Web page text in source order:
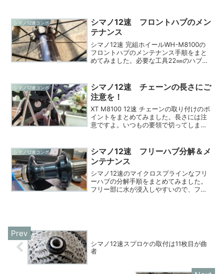
現在の価格で、XTグレードだと1700円く
らい...
シマノ12速コンポ
シマノ12速 フロントハブのメン
テナンス
シマノ12速 完組ホイールWH-M8100の
フロントハブのメンテナンス手順をまと
めてみました。必要な工具22㎜のハブレ
3桁品番のXT完組ホイールWH-M785のフ
ロン...
シマノ12速コンポ
シマノ12速 チェーンの長さにご
注意を！
XT M8100 12速 チェーンの取り付けのポ
イントをまとめてみました。長さには注
意ですよ。いつもの要領で切ってしまう
のマニュアルによると4～6コマ余分な長
さにし...
シマノ12速コンポ
シマノ12速 フリーハブ分解＆メ
ンテナンス
シマノ12速のマイクロスプラインなフリ
ーハブの分解手順をまとめてみました。
フリー部に水が浸入しやすいので、フリ
シマノ12速スプロケの取付は11枚目が曲
者